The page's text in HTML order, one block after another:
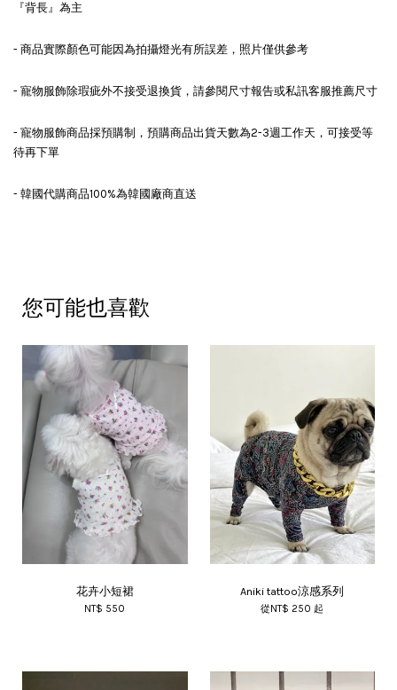
『背長』為主
- 商品實際顏色可能因為拍攝燈光有所誤差，照片僅供參考
- 寵物服飾除瑕疵外不接受退換貨，請參閱尺寸報告或私訊客服推薦尺寸
- 寵物服飾商品採預購制，預購商品出貨天數為2-3週工作天，可接受等
待再下單
- 韓國代購商品100%為韓國廠商直送
您可能也喜歡
花卉小短裙
NT$ 550
Aniki tattoo涼感系列
從 NT$ 250起